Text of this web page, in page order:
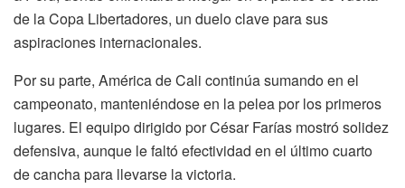
de la Copa Libertadores, un duelo clave para sus
aspiraciones internacionales.
Por su parte, América de Cali continúa sumando en el
campeonato, manteniéndose en la pelea por los primeros
lugares. El equipo dirigido por César Farías mostró solidez
defensiva, aunque le faltó efectividad en el último cuarto
de cancha para llevarse la victoria.